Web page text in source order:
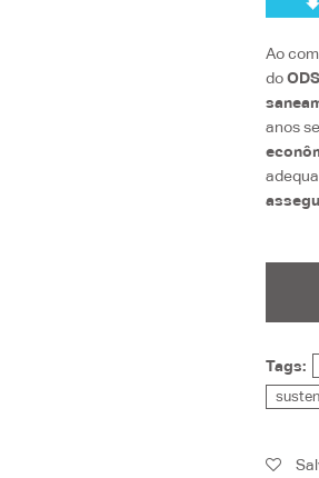
Ao
do
anos
Tags: